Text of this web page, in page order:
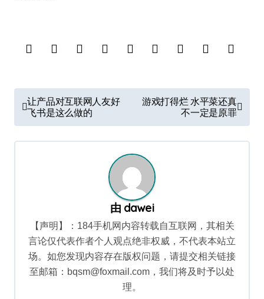
文
章
导
让产品对互联网人友好
飞书是这么做的
游戏打得烂 水平菜还真
不一定是原罪
由 dawei
【声明】：184手机网内容转载自互联网，其相关
言论仅代表作者个人观点绝非权威，不代表本站立
场。如您发现内容存在版权问题，请提交相关链接
至邮箱：bqsm@foxmail.com，我们将及时予以处
理。